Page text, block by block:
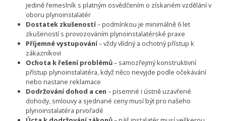
jedině řemeslník s platným osvědčením o získaném vzdělání v
oboru plynoinstalatér
Dostatek zkušeností– podmínkou je minimálně 6 let
zkušeností s provozováním plynoinstalatérské praxe
Příjemné vystupování– vždy vlídný a ochotný přístup k
zákazníkovi
Ochota k řešení problémů– samozřejmý konstruktivní
přístup plynoinstalatéra, když něco nevyjde podle očekávání
nebo nastane reklamace
Dodržování dohod a cen – písemné i ústně uzavřené
dohody, smlouvy a sjednané ceny musí být pro našeho
plynoinstalatéra prvořadé